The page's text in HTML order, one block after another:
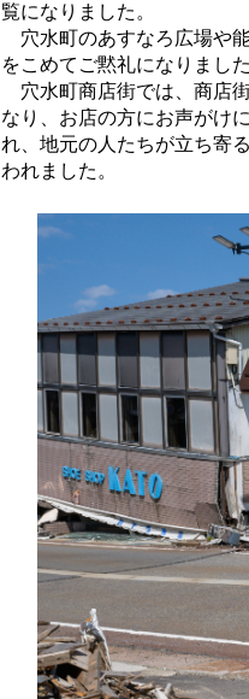
覧になりました。
穴水町のあすなろ広場や
をこめてご黙礼になりまし
穴水町商店街では、商店
なり、お店の方にお声がけ
れ、地元の人たちが立ち寄
われました。